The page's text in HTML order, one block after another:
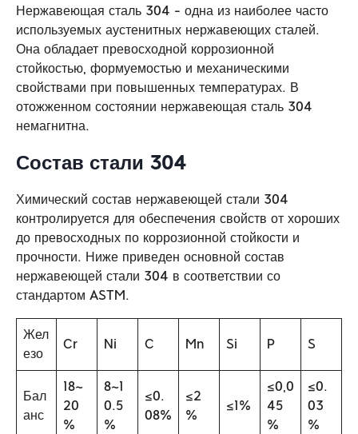
Нержавеющая сталь 304 - одна из наиболее часто
используемых аустенитных нержавеющих сталей.
Она обладает превосходной коррозионной
стойкостью, формуемостью и механическими
свойствами при повышенных температурах. В
отожженном состоянии нержавеющая сталь 304
немагнитна.
Состав стали 304
Химический состав нержавеющей стали 304
контролируется для обеспечения свойств от хороших
до превосходных по коррозионной стойкости и
прочности. Ниже приведен основной состав
нержавеющей стали 304 в соответствии со
стандартом ASTM.
Жел
езо
Cr Ni C Mn Si P S
Бал
анс
18~
20
%
8~1
0.5
%
≤0.
08%
≤2
%
≤1%
≤0,0
45
%
≤0.
03
%